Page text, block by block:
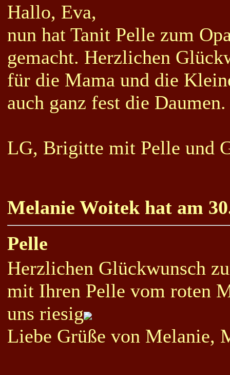
Hallo, Eva,
nun hat Tanit Pelle zum
gemacht. Herzlichen
für die Mama und die
auch ganz fest die Daumen.
LG, Brigitte mit Pelle und
Melanie Woitek hat am
Pelle
Herzlichen Glückwunsch
mit Ihren Pelle vom roten
uns riesig
Liebe Grüße von Melanie,